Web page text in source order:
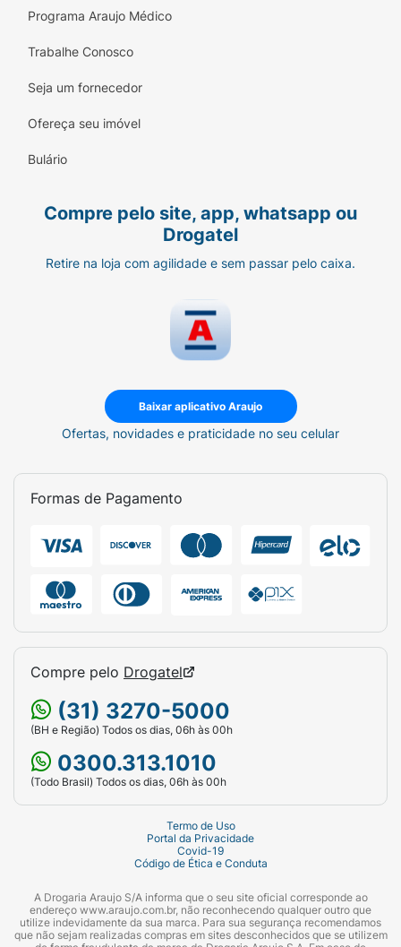
Programa Araujo Médico
Trabalhe Conosco
Seja um fornecedor
Ofereça seu imóvel
Bulário
Compre pelo site, app, whatsapp ou
Drogatel
Retire na loja com agilidade e sem passar pelo caixa.
Baixar aplicativo Araujo
Ofertas, novidades e praticidade no seu celular
Formas de Pagamento
Compre pelo Drogatel
(31) 3270-5000
(BH e Região) Todos os dias, 06h às 00h
0300.313.1010
(Todo Brasil) Todos os dias, 06h às 00h
Termo de Uso
Portal da Privacidade
Covid-19
Código de Ética e Conduta
A Drogaria Araujo S/A informa que o seu site oficial corresponde ao
endereço www.araujo.com.br, não reconhecendo qualquer outro que
utilize indevidamente da sua marca. Para sua segurança recomendamos
que não sejam realizadas compras em sites desconhecidos que se utilizem